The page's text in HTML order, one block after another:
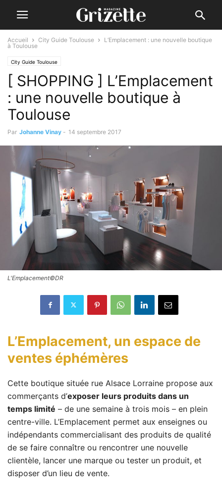
Accueil City Guide Toulouse
L’Emplacement : une nouvelle boutique
à Toulouse
City Guide Toulouse
[ SHOPPING ] L’Emplacement
: une nouvelle boutique à
Toulouse
Par Johanne Vinay - 14 septembre 2017
L'Emplacement©DR
L’Emplacement, un espace de
ventes éphémères
Cette boutique située rue Alsace Lorraine propose aux
commerçants d’exposer leurs produits dans un
temps limité – de une semaine à trois mois – en plein
centre-ville. L’Emplacement permet aux enseignes ou
indépendants commercialisant des produits de qualité
de se faire connaître ou rencontrer une nouvelle
clientèle, lancer une marque ou tester un produit, et
disposer d’un lieu de vente.